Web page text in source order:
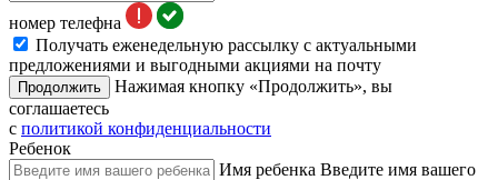
номер телефна
Получать еженедельную рассылку с актуальными
предложениями и выгодными акциями на почту
Продолжить
Нажимая кнопку «Продолжить», вы
соглашаетесь
с политикой конфиденциальности
Ребенок
Имя ребенка Введите имя вашего